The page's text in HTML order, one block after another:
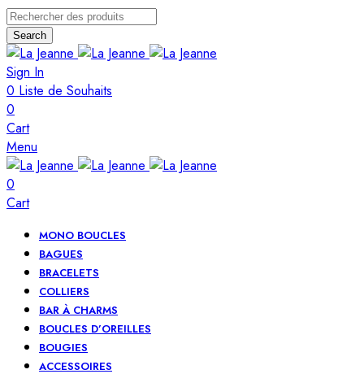
Search
Sign In
0 Liste de Souhaits
0
Cart
Menu
0
Cart
MONO BOUCLES
BAGUES
BRACELETS
COLLIERS
BAR À CHARMS
BOUCLES D’OREILLES
BOUGIES
ACCESSOIRES